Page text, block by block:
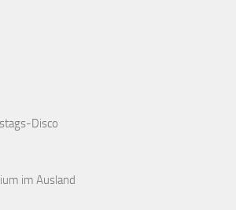
Disco
im Ausland